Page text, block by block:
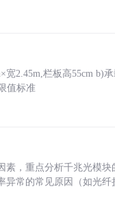
2.45m,栏板高55cm b)
值标准
，重点分析千兆光模
常的常见原因（如光